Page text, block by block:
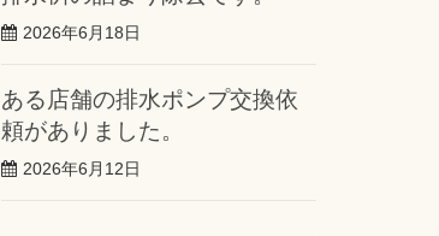
2026年6月18日
ある店舗の排水ポンプ交換依
頼がありました。
2026年6月12日